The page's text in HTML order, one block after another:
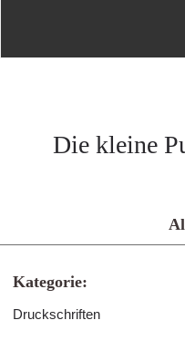
Die kleine
Kategorie:
Druckschriften